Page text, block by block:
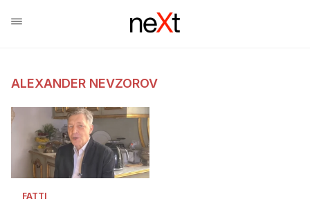
ALEXANDER NEVZOROV
FATTI